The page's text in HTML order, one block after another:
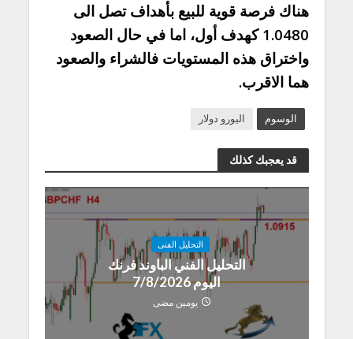
هناك فرصة قوية للبيع بأهداف تصل الى
1.0480 كهدف أول، اما في حال الصعود
واختراق هذه المستويات فالشراء والصعود
هما الاقرب.
الوسوم اليورو دولار
قد يعجبك كذلك
التحليل الفنى
التحليل الفني الباوند فرنك
اليوم 7/8/2026
يومين مضى